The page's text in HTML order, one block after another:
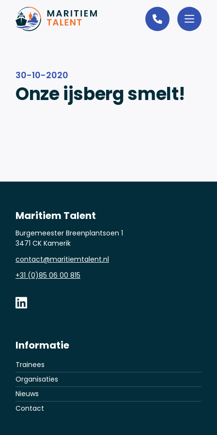
Ga naar de inhoud
30-10-2020
Onze ijsberg smelt!
Informatie
Trainees
Organisaties
Nieuws
Contact
Maritiem Talent
Burgemeester Breenplantsoen 1
3471 CK Kamerik
contact@maritiemtalent.nl
+31 (0)85 06 00 815